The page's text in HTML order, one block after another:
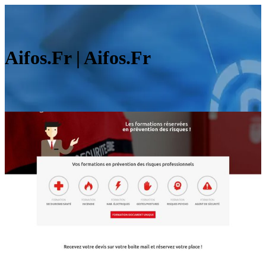
Aifos.Fr | Aifos.Fr